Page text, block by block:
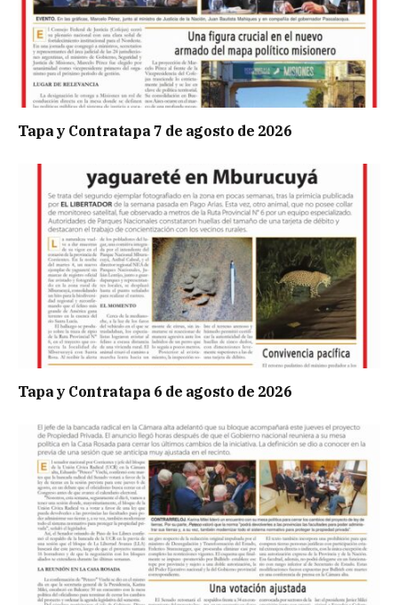
Tapa y Contratapa 7 de agosto de 2026
Tapa y Contratapa 6 de agosto de 2026